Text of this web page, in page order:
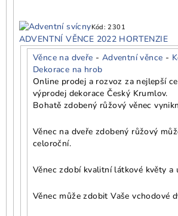
Kód: 2301
ADVENTNÍ VĚNCE 2022 HORTENZIE
Věnce na dveře - Adventní věnce -
Dekorace na hrob
Online prodej a rozvoz za nejlepší
výprodej dekorace Český Krumlov.
Bohatě zdobený růžový věnec
Věnec na dveře zdobený růžový
celoroční.
Věnec zdobí kvalitní látkové květy a
Věnec může zdobit Vaše vchodové